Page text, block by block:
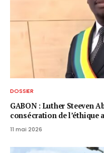
DOSSIER
GABON : Luther Steeven
consécration de l’éthique
11 mai 2026